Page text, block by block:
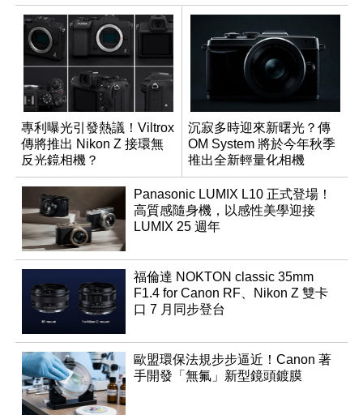
專利曝光引發熱議！Viltrox
傳將推出 Nikon Z 接環無
反光鏡相機？
沉寂多時迎來新曙光？傳
OM System 將於今年秋季
推出全新輕量化相機
Panasonic LUMIX L10 正式登場！
高質感隨身機，以感性美學迎接
LUMIX 25 週年
福倫達 NOKTON classic 35mm
F1.4 for Canon RF、Nikon Z 雙卡
口 7 月同步登台
歐盟環保法規步步逼近！Canon 著
手開發「無氟」新型鏡頭鍍膜